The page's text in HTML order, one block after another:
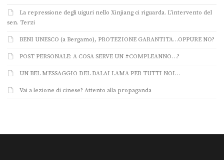
La repressione degli uiguri nello Xinjiang ci riguarda. L’intervento del
sen. Terzi
BENI UNESCO (a Bergamo), PROTEZIONE GARANTITA…OPPURE NO?
POST PERSONALE: A COSA SERVE UN #COMPLEANNO…?
UN BEL MESSAGGIO DEL DALAI LAMA PER TUTTI NOI…
Vai a lezione di cinese? Attento alla propaganda